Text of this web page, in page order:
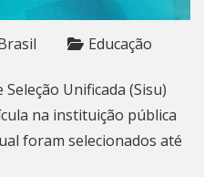
Educação
Unificada (Sisu)
na instituição pública
foram selecionados até